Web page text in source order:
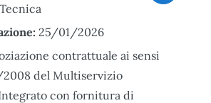
25/01/2026
contrattuale ai sensi
2008 del Multiservizio
con fornitura di